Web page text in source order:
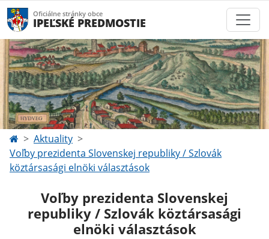
Oficiálne stránky obce
IPEĽSKÉ PREDMOSTIE
Aktuality
Voľby prezidenta Slovenskej republiky / Szlovák
köztársasági elnöki választások
Voľby prezidenta Slovenskej
republiky / Szlovák köztársasági
elnöki választások